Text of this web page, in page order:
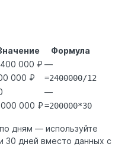
Формула
000 ₽ —
000 ₽ =2400000/12
—
000 ₽=200000*30
дням — используйте
дней вместо данных с